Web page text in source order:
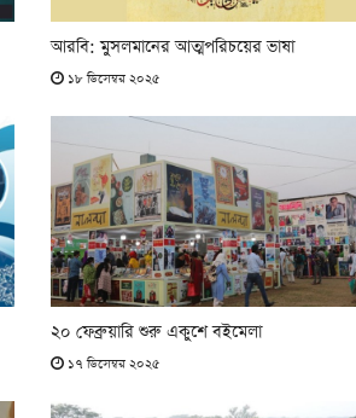
আরবি: মুসলমানের আত্মপরিচয়ের ভাষা
১৮ ডিসেম্বর ২০২৫
২০ ফেব্রুয়ারি শুরু একুশে বইমেলা
১৭ ডিসেম্বর ২০২৫